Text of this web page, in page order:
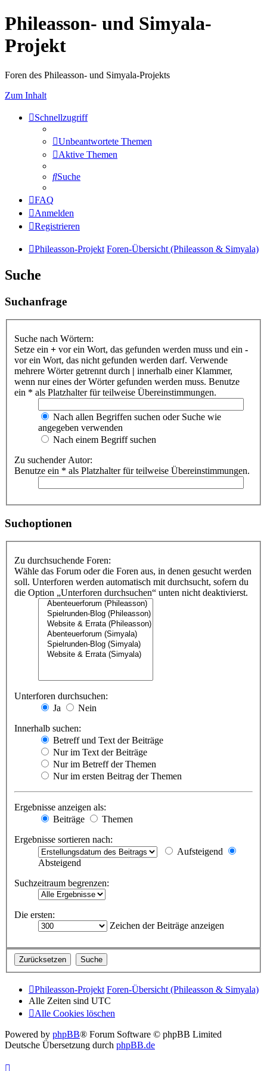
Phileasson- und Simyala-
Projekt
Foren des Phileasson- und Simyala-Projekts
Zum Inhalt
Schnellzugriff
Unbeantwortete Themen
Aktive Themen
Suche
FAQ
Anmelden
Registrieren
Phileasson-Projekt Foren-Übersicht (Phileasson & Simyala)
Suche
Suchanfrage
Suche nach Wörtern:
Setze ein + vor ein Wort, das gefunden werden muss und ein -
vor ein Wort, das nicht gefunden werden darf. Verwende
mehrere Wörter getrennt durch | innerhalb einer Klammer,
wenn nur eines der Wörter gefunden werden muss. Benutze
ein * als Platzhalter für teilweise Übereinstimmungen.
Nach allen Begriffen suchen oder Suche wie
angegeben verwenden
Nach einem Begriff suchen
Zu suchender Autor:
Benutze ein * als Platzhalter für teilweise Übereinstimmungen.
Suchoptionen
Zu durchsuchende Foren:
Wähle das Forum oder die Foren aus, in denen gesucht werden
soll. Unterforen werden automatisch mit durchsucht, sofern du
die Option „Unterforen durchsuchen“ unten nicht deaktivierst.
Unterforen durchsuchen:
Ja
Nein
Innerhalb suchen:
Betreff und Text der Beiträge
Nur im Text der Beiträge
Nur im Betreff der Themen
Nur im ersten Beitrag der Themen
Ergebnisse anzeigen als:
Beiträge
Themen
Ergebnisse sortieren nach:
Aufsteigend
Absteigend
Suchzeitraum begrenzen:
Die ersten:
Zeichen der Beiträge anzeigen
Phileasson-Projekt Foren-Übersicht (Phileasson & Simyala)
Alle Zeiten sind UTC
Alle Cookies löschen
Powered by phpBB® Forum Software © phpBB Limited
Deutsche Übersetzung durch phpBB.de